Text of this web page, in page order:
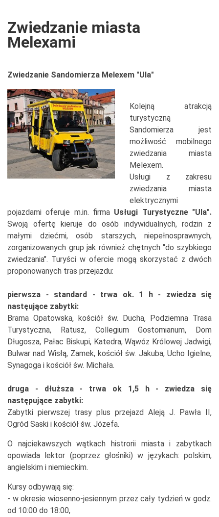
Zwiedzanie miasta
Melexami
Zwiedzanie Sandomierza Melexem "Ula"
Kolejną atrakcją
turystyczną
Sandomierza jest
możliwość mobilnego
zwiedzania miasta
Melexem.
Usługi z zakresu
zwiedzania miasta
elektrycznymi
pojazdami oferuje m.in. firma Usługi Turystyczne "Ula".
Swoją ofertę kieruje do osób indywidualnych, rodzin z
małymi dziećmi, osób starszych, niepełnosprawnych,
zorganizowanych grup jak również chętnych "do szybkiego
zwiedzania". Turyści w ofercie mogą skorzystać z dwóch
proponowanych tras przejazdu:
pierwsza - standard - trwa ok. 1 h - zwiedza się
nastęujące zabytki:
Brama Opatowska, kościół św. Ducha, Podziemna Trasa
Turystyczna, Ratusz, Collegium Gostomianum, Dom
Długosza, Pałac Biskupi, Katedra, Wąwóz Królowej Jadwigi,
Bulwar nad Wisłą, Zamek, kościół św. Jakuba, Ucho Igielne,
Synagoga i kościół św. Michała.
druga - dłuższa - trwa ok 1,5 h - zwiedza się
następujące zabytki:
Zabytki pierwszej trasy plus przejazd Aleją J. Pawła II,
Ogród Saski i kościół św. Józefa.
O najciekawszych wątkach histrorii miasta i zabytkach
opowiada lektor (poprzez głośniki) w językach: polskim,
angielskim i niemieckim.
Kursy odbywają się:
- w okresie wiosenno-jesiennym przez cały tydzień w godz.
od 10:00 do 18:00,